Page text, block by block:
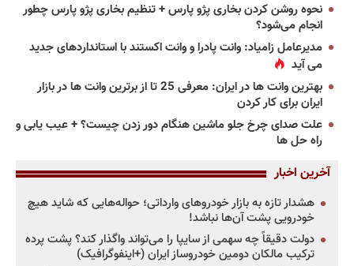
نحوه روشن کردن بخاری پژو پارس + تنظیم بخاری پژو پارس چطور
انجام می‌شود؟
مدیرعامل زامیاد: وانت پادرا و وانت اکستند با استانداردهای جدید
می آید
بهترین وانت ها در ایران: معرفی 25 تا از برترین وانت ها در بازار
ایران برای کار کردن
علت صدای چرخ جلو ماشین هنگام دور زدن چیست؟ + عیب یابی و
راه حل ها
آخرین اخبار
هشدار تازه به بازار خودروهای وارداتی؛ حواله‌هایی که شاید هیچ
خودرویی پشت آن‌ها نباشد!
دولت دقیقاً چه سهمی از سایپا را می‌تواند واگذار کند؟ پشت پرده
ترکیب مالکان دومین خودروساز ایران (+اینفوگرافیک)